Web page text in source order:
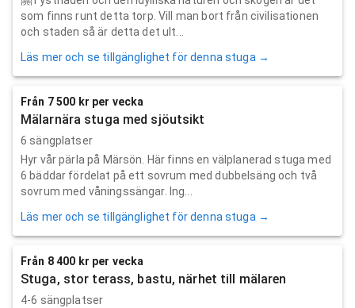
som finns runt detta torp. Vill man bort från civilisationen
och staden så är detta det ult...
Läs mer och se tillgänglighet för denna stuga →
Från 7 500 kr per vecka
Mälarnära stuga med sjöutsikt
6 sängplatser
Hyr vår pärla på Märsön. Här finns en välplanerad stuga med
6 bäddar fördelat på ett sovrum med dubbelsäng och två
sovrum med våningssängar. Ing...
Läs mer och se tillgänglighet för denna stuga →
Från 8 400 kr per vecka
Stuga, stor terass, bastu, närhet till mälaren
4-6 sängplatser